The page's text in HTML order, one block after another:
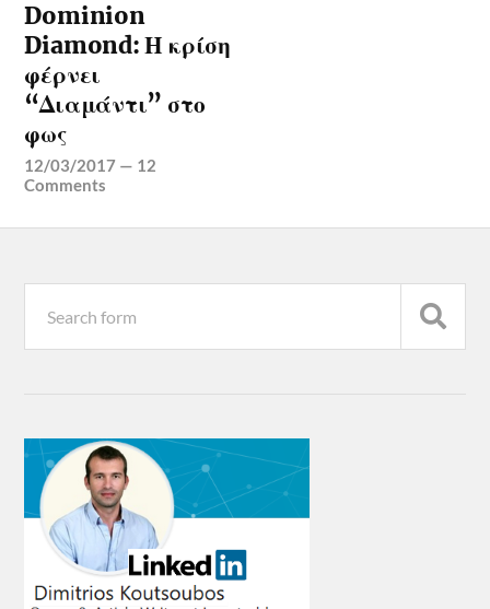
Dominion
Diamond: Η κρίση
φέρνει
“Διαμάντι” στο
φως
12/03/2017 — 12
Comments